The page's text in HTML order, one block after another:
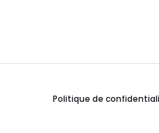
Politique de